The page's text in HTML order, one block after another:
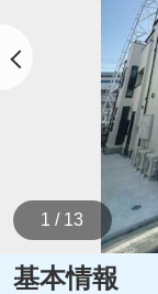
1 / 13
基本情報